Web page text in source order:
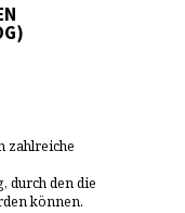
zahlreiche
durch den die
können.